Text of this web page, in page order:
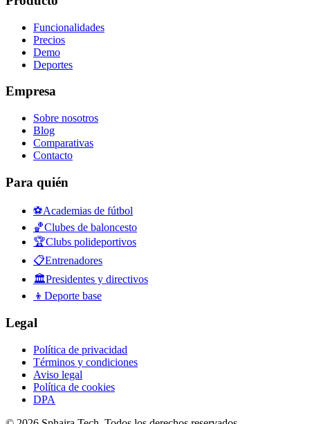
Funcionalidades
Precios
Demo
Deportes
Empresa
Sobre nosotros
Blog
Comparativas
Contacto
Para quién
⚽Academias de fútbol
🏀Clubes de baloncesto
🏆Clubs polideportivos
📋Entrenadores
🏛️Presidentes y directivos
👦 Deporte base
Legal
Política de privacidad
Términos y condiciones
Aviso legal
Política de cookies
DPA